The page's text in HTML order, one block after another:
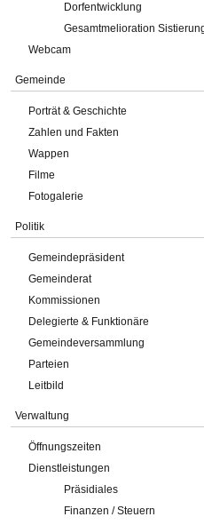
Dorfentwicklung
Gesamtmelioration
Webcam
Gemeinde
Porträt & Geschichte
Zahlen und Fakten
Wappen
Filme
Fotogalerie
Politik
Gemeindepräsident
Gemeinderat
Kommissionen
Delegierte & Funktionäre
Gemeindeversammlung
Parteien
Leitbild
Verwaltung
Öffnungszeiten
Dienstleistungen
Präsidiales
Finanzen / Steuern